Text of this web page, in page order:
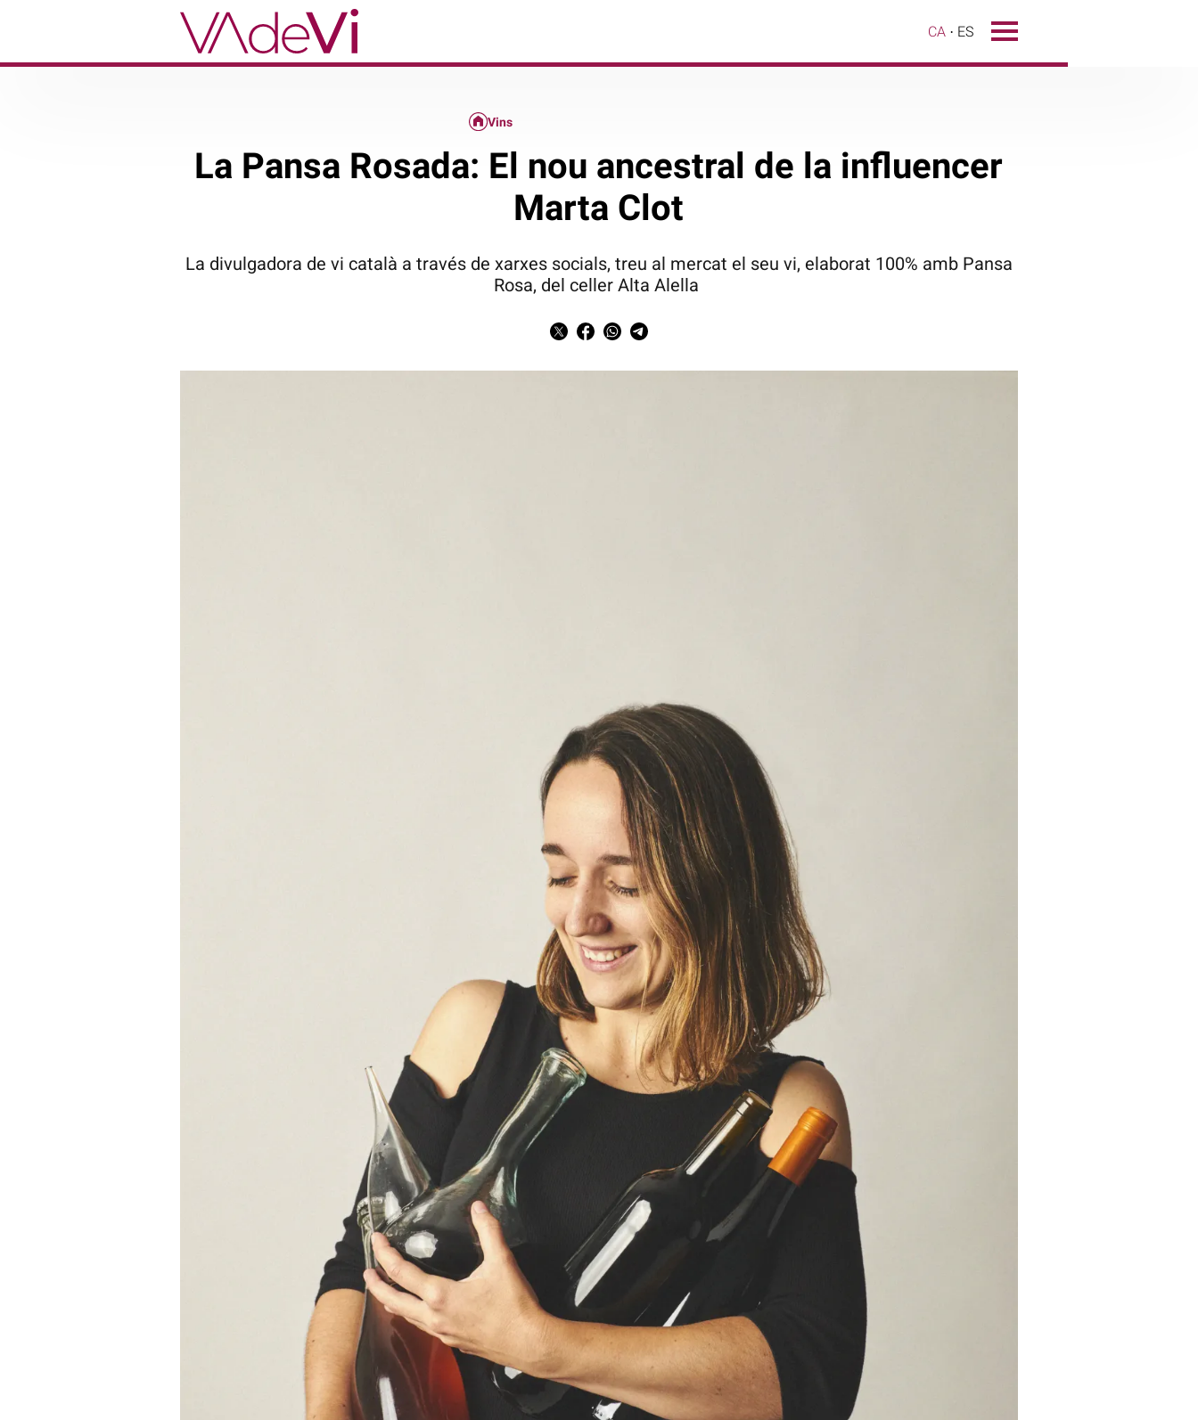
CA ES
Vins
La Pansa Rosada: El nou ancestral de la influencer
Marta Clot
La divulgadora de vi català a través de xarxes socials, treu al mercat el seu vi, elaborat 100% amb Pansa
Rosa, del celler Alta Alella
La jove influencer catalanaMarta Clot, més coneguda a les xarxes socials
com @ladelsvins, on ja acumula més de vuitanta-dos mil seguidors a
Instagram, s’ha iniciat en el món de l’
elaboració de vins
, amb un ancestral
Pansa Rosa, de la DO Alella amb l’ajuda del celler Alta